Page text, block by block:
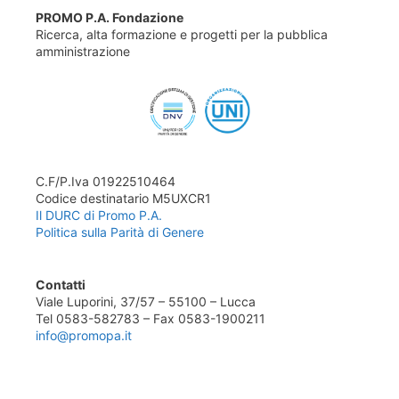
PROMO P.A. Fondazione
Ricerca, alta formazione e progetti per la pubblica
amministrazione
C.F/P.Iva 01922510464
Codice destinatario M5UXCR1
Il DURC di Promo P.A.
Politica sulla Parità di Genere
Contatti
Viale Luporini, 37/57 – 55100 – Lucca
Tel 0583-582783 – Fax 0583-1900211
info@promopa.it